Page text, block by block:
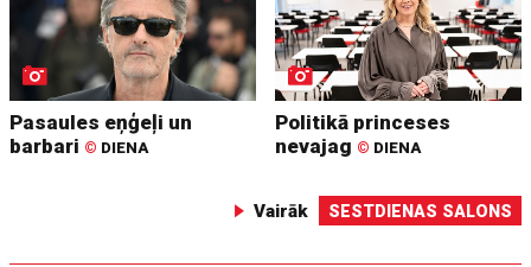
Pasaules eņģeļi un
barbari © DIENA
Politikā princeses
nevajag © DIENA
Vairāk SESTDIENAS SALONS